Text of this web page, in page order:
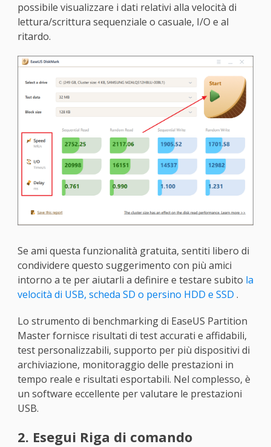
possibile visualizzare i dati relativi alla velocità di
lettura/scrittura sequenziale o casuale, I/O e al
ritardo.
Se ami questa funzionalità gratuita, sentiti libero di
condividere questo suggerimento con più amici
intorno a te per aiutarli a definire e testare subito la
velocità di USB, scheda SD o persino HDD e SSD .
Lo strumento di benchmarking di EaseUS Partition
Master fornisce risultati di test accurati e affidabili,
test personalizzabili, supporto per più dispositivi di
archiviazione, monitoraggio delle prestazioni in
tempo reale e risultati esportabili. Nel complesso, è
un software eccellente per valutare le prestazioni
USB.
2. Esegui Riga di comando